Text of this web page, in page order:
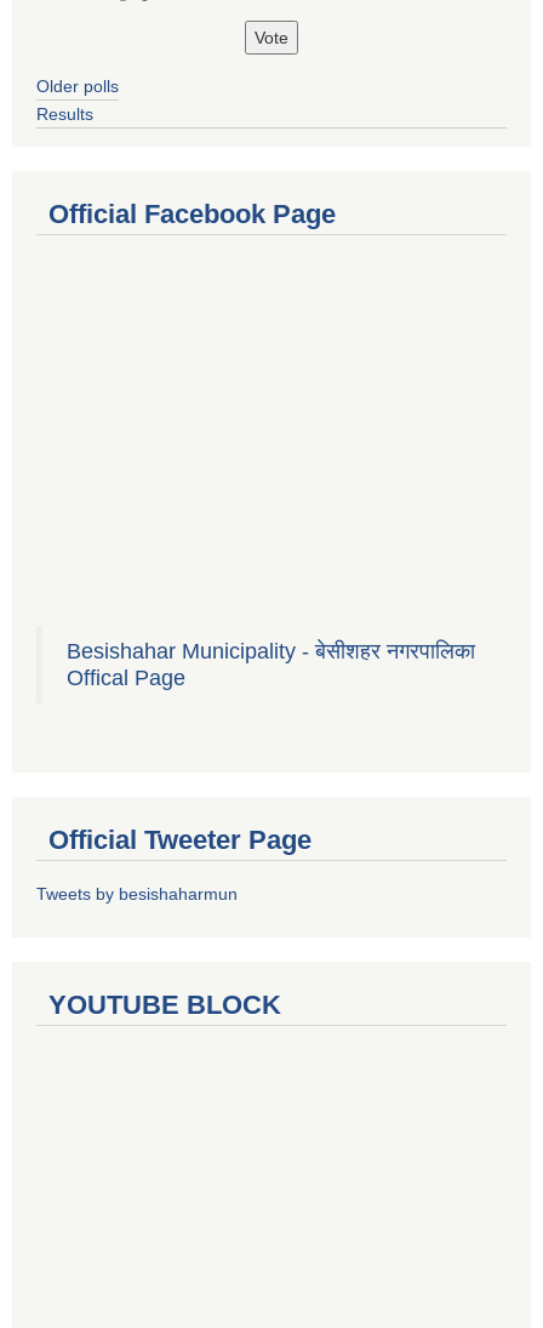
Older polls
Results
Official Facebook Page
Besishahar Municipality - बेसीशहर नगरपालिका
Offical Page
Official Tweeter Page
Tweets by besishaharmun
YOUTUBE BLOCK